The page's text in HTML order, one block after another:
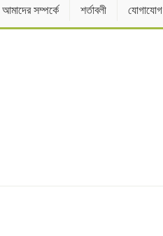
আমাদের সম্পর্কে শর্তাবলী যোগাযোগ